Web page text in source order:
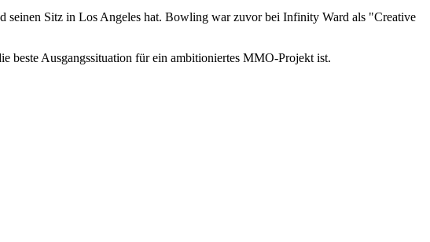
Sitz in Los Angeles hat. Bowling war zuvor bei Infinity Ward als "Creative
beste Ausgangssituation für ein ambitioniertes MMO-Projekt ist.